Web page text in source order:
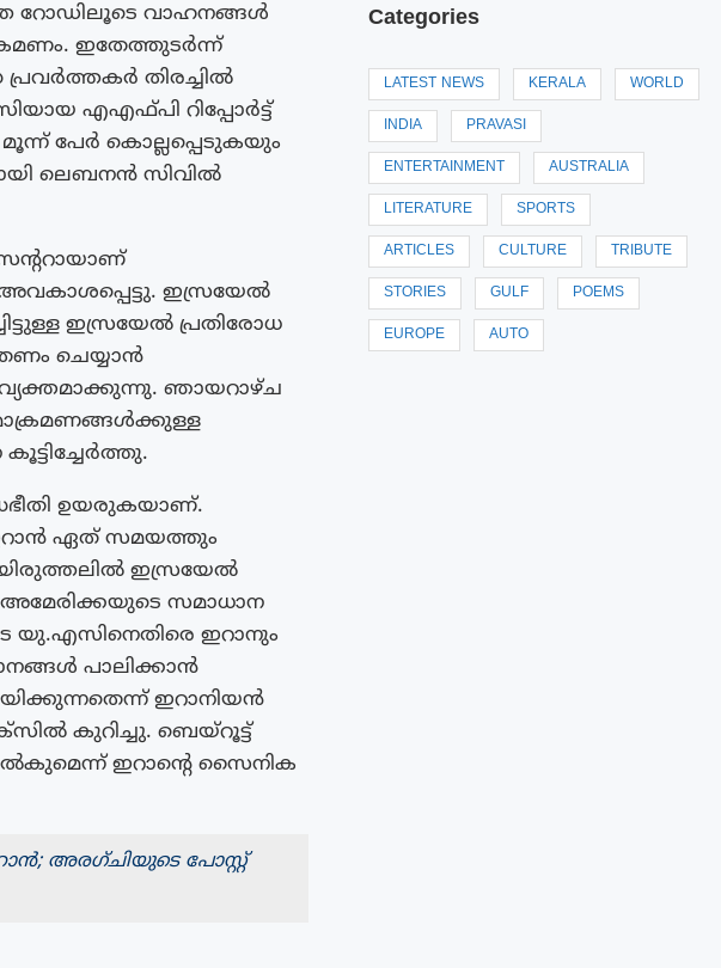
റോഡിലൂടെ വാഹനങ്ങൾ
ഇതേത്തുടർന്ന്
തിരച്ചിൽ
എഎഫ്‌പി റിപ്പോർട്ട്
പേർ കൊല്ലപ്പെടുകയും
ലെബനൻ സിവിൽ
ഇസ്രയേൽ
ഇസ്രയേൽ പ്രതിരോധ
ചെയ്യാൻ
വ്യക്തമാക്കുന്നു. ഞായറാഴ്‌ച
ഉയരുകയാണ്.
ഏത് സമയത്തും
ഇസ്രയേൽ
അമേരിക്കയുടെ സമാധാന
യു.എസിനെതിരെ ഇറാനും
പാലിക്കാൻ
ഇറാനിയൻ
കുറിച്ചു. ബെയ്റൂട്ട്
ഇറാന്റെ സൈനിക
അരഗ്ചിയുടെ പോസ്റ്റ്
Categories
LATEST NEWS KERALA WORLD
INDIA PRAVASI
ENTERTAINMENT AUSTRALIA
LITERATURE SPORTS
ARTICLES CULTURE TRIBUTE
STORIES GULF POEMS
EUROPE AUTO